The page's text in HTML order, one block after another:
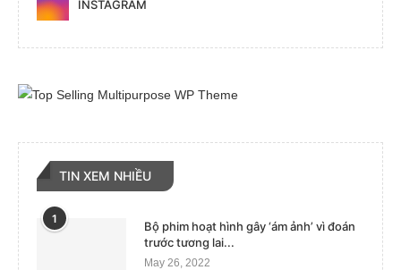
INSTAGRAM
TIN XEM NHIỀU
1
Bộ phim hoạt hình gây ‘ám ảnh’ vì đoán
trước tương lai...
May 26, 2022